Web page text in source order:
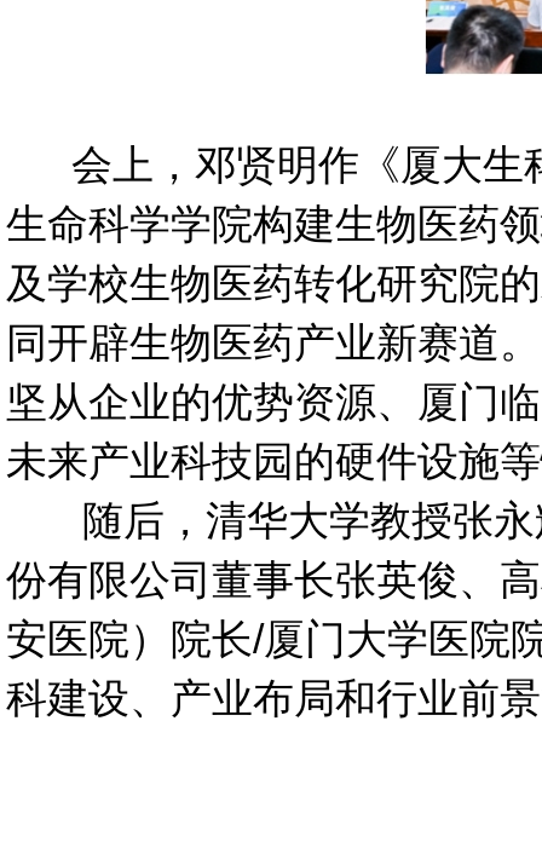
会上，邓贤明作《厦大生
生命科学学院构建生物医药
及学校生物医药转化研究院
同开辟生物医药产业新赛道
坚从企业的优势资源、厦门
未来产业科技园的硬件设施
随后，清华大学教授张永
份有限公司董事长张英俊、
安医院）院长/厦门大学医院
科建设、产业布局和行业前